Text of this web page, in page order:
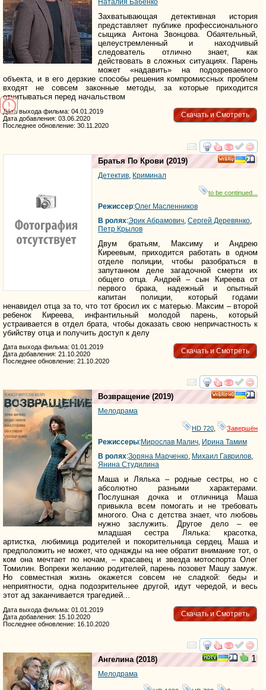
Наталия Бабенко
Захватывающая детективная история
представляет публике профессионального
сыщика Антона Звонцова. Обаятельный,
целеустремленный и находчивый
следователь отлично знает, как
действовать в сложных ситуациях. Парень
может «надавить» на подозреваемого
объекта, и в его дерзкие способы решения компромиссных проблем
входят не совсем законные методы, за которые приходится
отчитываться перед начальством
Скачать и Смотреть
Дата выхода фильма: 04.01.2019
Дата добавления: 03.06.2020
Последнее обновление: 30.11.2020
смотреть
Братья По Крови (2019)
Детектив Криминал
to be continued...
Режиссер:Олег Масленников
В ролях:Эрик Абрамович Сергей Деревянко
Петр Крылов
Двум братьям, Максиму и Андрею
Киреевым, приходится работать в одном
отделе полиции, чтобы разобраться в
запутанном деле загадочной смерти их
общего отца. Андрей – сын Киреева от
первого брака, надежный и опытный
капитан полиции, который годами
ненавидел отца за то, что тот бросил их с матерью. Максим – второй
ребенок Киреева, инфантильный молодой парень, который
устраивается в отдел брата, чтобы доказать свою непричастность к
убийству отца и получить доступ к делу
Скачать и Смотреть
Дата выхода фильма: 01.01.2019
Дата добавления: 21.10.2020
Последнее обновление: 21.10.2020
смотреть
HD
Возвращение (2019)
Мелодрама
HD 720, Завершён
Режиссеры:Мирослав Малич, Ирина Тамим
В ролях:Зоряна Марченко, Михаил Гаврилов,
Янина Студилина
Маша и Лялька – родные сестры, но с
абсолютно разными характерами.
Послушная дочка и отличница Маша
привыкла всем помогать и не требовать
многого. Она с детства знает, что любовь
нужно заслужить. Другое дело – ее
младшая сестра Лялька: красотка,
артистка, любимица родителей и покорительница сердец. Маша и
предположить не может, что однажды на нее обратит внимание тот, о
ком она мечтает по ночам, – красавец и звезда мотоспорта Олег
Томилин. Вопреки желанию родителей, парень позовет Машу замуж.
Но совместная жизнь окажется совсем не сладкой: беды и
неприятности, одна подозрительнее другой, идут чередой, и весь
этот ад заканчивается трагедией...
Скачать и Смотреть
Дата выхода фильма: 01.01.2019
Дата добавления: 15.10.2020
Последнее обновление: 16.10.2020
смотреть
1
Ангелина(2018)
Мелодрама